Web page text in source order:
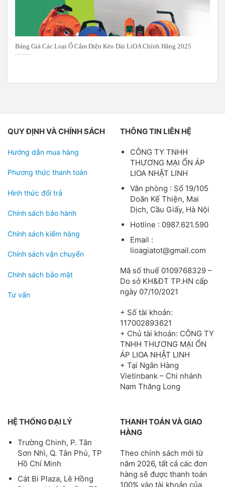
Bảng Giá Các Loại Ổ Cắm Điện Kéo Dài LiOA Chính Hãng 2025
QUY ĐỊNH VÀ CHÍNH SÁCH
Hướng dẫn mua hàng
Phương thức thanh toán
Hình thức đổi trả
Chính sách bảo hành
Chính sách kiểm hàng
Chính sách vận chuyển
Chính sách bảo mật
Tư vấn
THÔNG TIN LIÊN HỆ
CÔNG TY TNHH
THƯƠNG MẠI ỔN ÁP
LIOA NHẬT LINH
Văn phòng : Số 19/105
Doãn Kế Thiện, Mai
Dịch, Cầu Giấy, Hà Nội
Hotline : 0987.621.590
Email :
lioagiatot@gmail.com
Mã số thuế 0109768329 –
Do sở KH&ĐT TP.HN cấp
ngày 07/10/2021
+ Số tài khoản:
117002893621
+ Chủ tài khoản: CÔNG TY
TNHH THƯƠNG MẠI ỔN
ÁP LIOA NHẬT LINH
+ Tại Ngân Hàng
Vietinbank – Chi nhánh
Nam Thăng Long
HỆ THỐNG ĐẠI LÝ
Trường Chinh, P. Tân
Sơn Nhì, Q. Tân Phú, TP
Hồ Chí Minh
Cát Bi Plaza, Lê Hồng
THANH TOÁN VÀ GIAO
HÀNG
Theo chính sách mới từ
năm 2026, tất cả các đơn
hàng sẽ được thanh toán
100% vào tài khoản của